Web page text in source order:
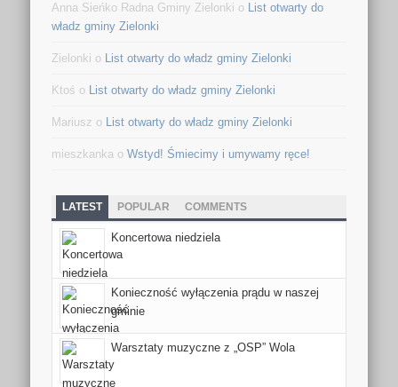
Anna Sieńko Radna Gminy Zielonki o List otwarty do
władz gminy Zielonki
Zielonki o List otwarty do władz gminy Zielonki
Ktoś o List otwarty do władz gminy Zielonki
Mariusz o List otwarty do władz gminy Zielonki
mieszkanka oWstyd! Śmiecimy i umywamy ręce!
LATEST POPULAR COMMENTS
Koncertowa niedziela
Konieczność wyłączenia prądu w naszej
gminie
Warsztaty muzyczne z „OSP” Wola